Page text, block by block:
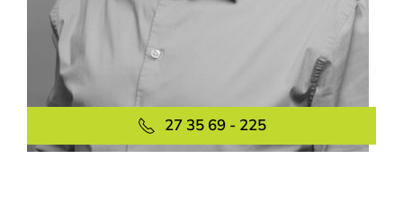
27 35 69 - 225